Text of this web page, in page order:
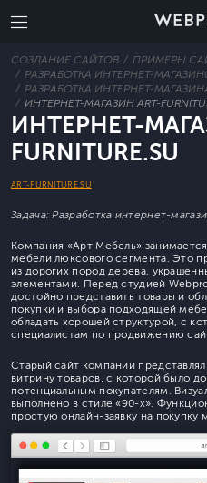
СОЗДАНИЕ САЙТОВ
ПРИМЕРЫ
РАЗРАБОТКА ИНТЕРНЕТ-
РАЗРАБОТКА ИНТЕРНЕТ-
ИНТЕРНЕТ-МАГАЗИН ART-
ИНТЕРНЕТ-
FURNITURE.SU
ART-FURNITURE.SU
Задача: Разработка интернет-
Компания «Арт Мебель»
мебели люксового сегмента. Это
из дорогих пород дерева,
элементами. Перед студией
достойно представить товары и
покупки и выбора подходящей
обладать хорошей структурой, с
специалистам по продвижению
Старый сайт компании
витрину товаров, с которой было
потенциальным покупателям.
выполнено в стиле «90-х».
простую онлайн-заявку на покупку